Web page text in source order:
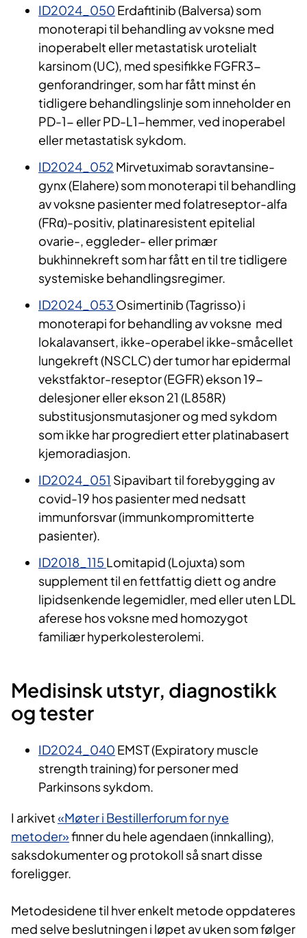
ID2024_050 Erdafitinib (Balversa) som
monoterapi til behandling av voksne med
inoperabelt eller metastatisk urotelialt
karsinom (UC), med spesifikke FGFR3-
genforandringer, som har fått minst én
tidligere behandlingslinje som inneholder en
PD-1- eller PD-L1-hemmer, ved inoperabel
eller metastatisk sykdom.
ID2024_052 Mirvetuximab soravtansine-
gynx (Elahere) som monoterapi til behandling
av voksne pasienter med folatreseptor-alfa
(FRα)-positiv, platinaresistent epitelial
ovarie-, eggleder- eller primær
bukhinnekreft som har fått en til tre tidligere
systemiske behandlingsregimer.
ID2024_053 Osimertinib (Tagrisso) i
monoterapi for behandling av voksne med
lokalavansert, ikke-operabel ikke-småcellet
lungekreft (NSCLC) der tumor har epidermal
vekstfaktor-reseptor (EGFR) ekson 19-
delesjoner eller ekson 21 (L858R)
substitusjonsmutasjoner og med sykdom
som ikke har progrediert etter platinabasert
kjemoradiasjon.
ID2024_051 Sipavibart til forebygging av
covid-19 hos pasienter med nedsatt
immunforsvar (immunkompromitterte
pasienter).
ID2018_115 Lomitapid (Lojuxta) som
supplement til en fettfattig diett og andre
lipidsenkende legemidler, med eller uten LDL
aferese hos voksne med homozygot
familiær hyperkolesterolemi.
Medisinsk utstyr, diagnostikk
og tester
ID2024_040 EMST (Expiratory muscle
strength training) for personer med
Parkinsons sykdom.
I arkivet«Møter i Bestillerforum for nye
metoder»finner du hele agendaen (innkalling),
saksdokumenter og protokoll så snart disse
foreligger.
Metodesidene til hver enkelt metode oppdateres
med selve beslutningen i løpet av uken som følger